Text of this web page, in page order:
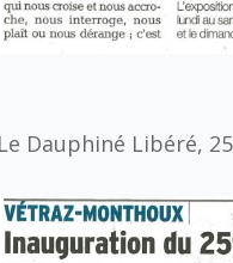
Le Dauphiné Libéré,